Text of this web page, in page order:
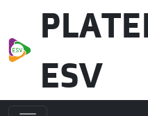
Aller au contenu
ESV